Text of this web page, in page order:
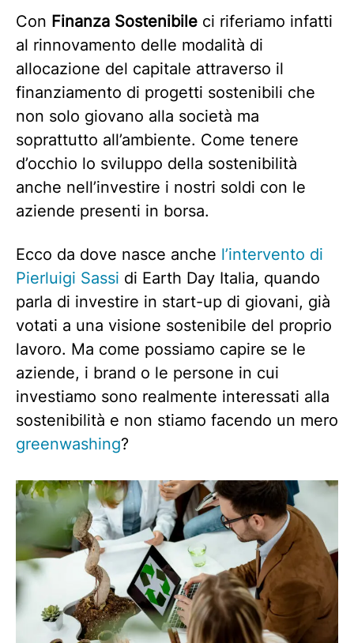
Con Finanza Sostenibile ci riferiamo infatti
al rinnovamento delle modalità di
allocazione del capitale attraverso il
finanziamento di progetti sostenibili che
non solo giovano alla società ma
soprattutto all’ambiente. Come tenere
d’occhio lo sviluppo della sostenibilità
anche nell’investire i nostri soldi con le
aziende presenti in borsa.
Ecco da dove nasce anche l’intervento di
Pierluigi Sassi di Earth Day Italia, quando
parla di investire in start-up di giovani, già
votati a una visione sostenibile del proprio
lavoro. Ma come possiamo capire se le
aziende, i brand o le persone in cui
investiamo sono realmente interessati alla
sostenibilità e non stiamo facendo un mero
greenwashing?